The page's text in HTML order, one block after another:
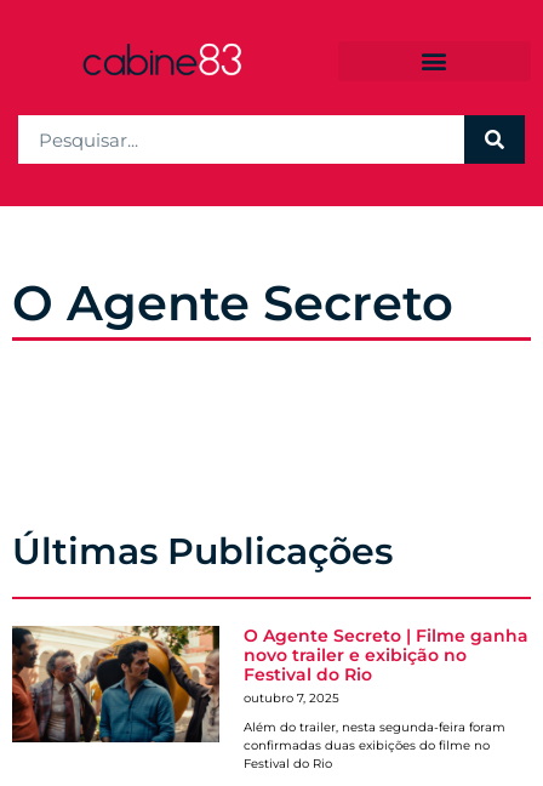
O Agente Secreto
Últimas Publicações
O Agente Secreto | Filme ganha
novo trailer e exibição no
Festival do Rio
outubro 7, 2025
Além do trailer, nesta segunda-feira foram
confirmadas duas exibições do filme no
Festival do Rio